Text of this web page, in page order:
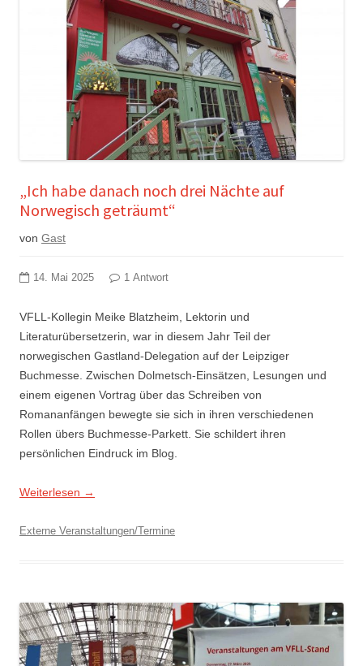
„Ich habe danach noch drei Nächte auf
Norwegisch geträumt“
von Gast
14. Mai 2025 1 Antwort
VFLL-Kollegin Meike Blatzheim, Lektorin und
Literaturübersetzerin, war in diesem Jahr Teil der
norwegischen Gastland-Delegation auf der Leipziger
Buchmesse. Zwischen Dolmetsch-Einsätzen, Lesungen und
einem eigenen Vortrag über das Schreiben von
Romananfängen bewegte sie sich in ihren verschiedenen
Rollen übers Buchmesse-Parkett. Sie schildert ihren
persönlichen Eindruck im Blog.
Weiterlesen →
Externe Veranstaltungen/Termine